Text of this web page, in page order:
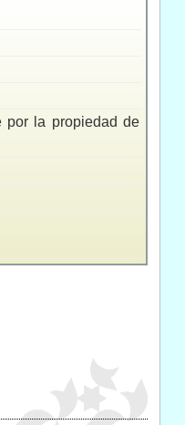
por la propiedad de